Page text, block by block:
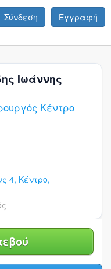
Σύνδεση Εγγραφή
Ιωάννης
Κέντρο
4, Κέντρο,